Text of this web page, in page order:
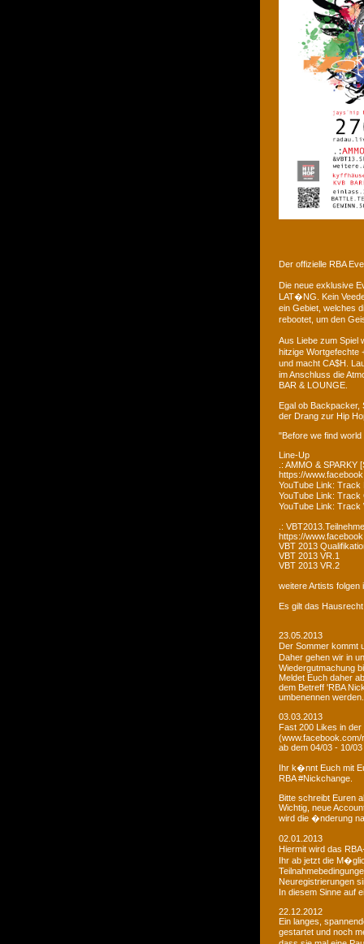
Der offizielle RBA
Die neue exklusive
LAT�NG. Kein
ein Gebiet, welches
rebootet, um den
Aus Liebe zum Spiel
hitzige Wortgefechte
und macht CA$H.
im Anschluss die
BAR & LOUNGE.
Egal ob
der Drang zur Hip
"Before we find
Line-Up
.: AMMO & SPARKY
https://
YouTube Link:
YouTube Link: Track
YouTube Link:
.:
https://
VBT 2013
VBT 2013 VR.1
VBT 2013 VR.2
weitere Artists
Es gilt das
23.05.2013
Der Sommer kommt
Daher gehen wir in
Wiedergutmachung
Meldet Euch daher
dem Betreff 'RBA
umbenennen
03.03.2013
Fast 200 Likes in
ab dem 04/03 - 10/
Ihr k�nnt Euch mit
RBA #Nickchange.
Bitte schreibt Euren
Wichtig, neue
wird die �nderung
02.01.2013
Hiermit wird das
Ihr ab jetzt die
Neuregistrierungen
In diesem Sinne auf
22.12.2012
Ein langes,
gestartet und noch